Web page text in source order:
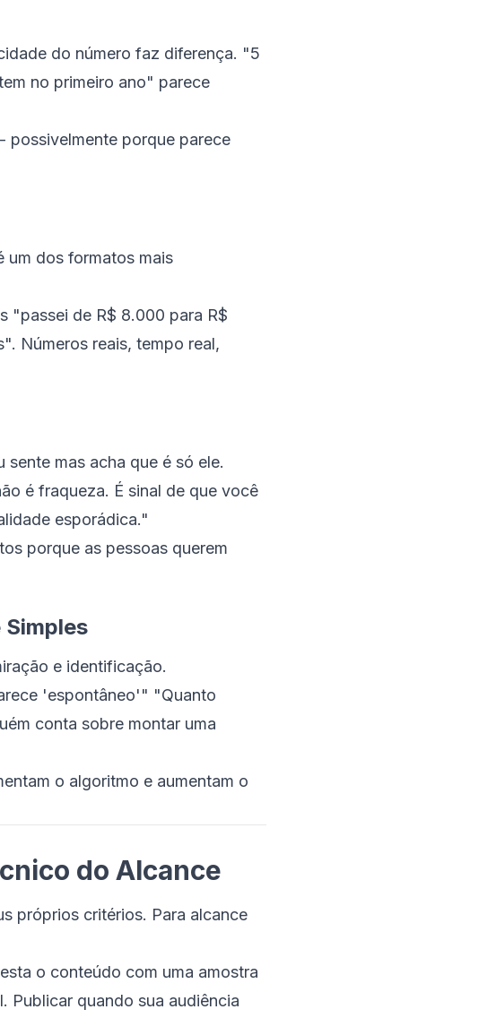
do número faz diferença. "5
no primeiro ano" parece
possivelmente porque parece
um dos formatos mais
"passei de R$ 8.000 para R$
Números reais, tempo real,
mas acha que é só ele.
é fraqueza. É sinal de que você
esporádica."
porque as pessoas querem
e identificação.
'espontâneo'" "Quanto
conta sobre montar uma
o algoritmo e aumentam o
do Alcance
próprios critérios. Para alcance
o conteúdo com uma amostra
Publicar quando sua audiência